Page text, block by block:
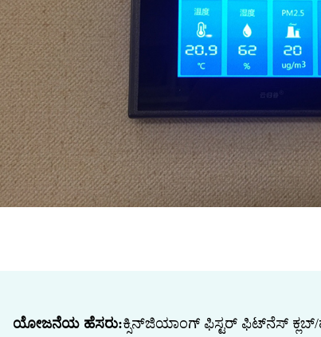
ಯೋಜನೆಯ ಹೆಸರು:ಕ್ಸಿನ್‌ಜಿಯಾಂಗ್ ಫಿಸ್ಟರ್ ಫಿಟ್‌ನೆಸ್ ಕ್ಲಬ್/